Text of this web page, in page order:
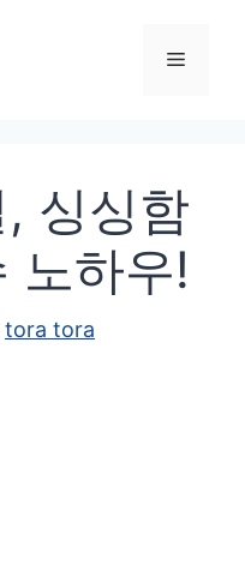
메
싱싱함
노하우!
tora tora